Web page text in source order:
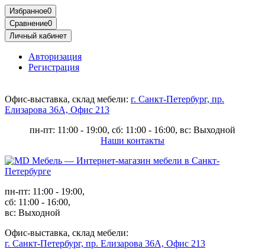
Избранное0
Сравнение0
Личный кабинет
Авторизация
Регистрация
Офис-выставка, склад мебели: г. Санкт-Петербург, пр.
Елизарова 36А, Офис 213
пн-пт: 11:00 - 19:00, сб: 11:00 - 16:00, вс: Выходной
Наши контакты
пн-пт: 11:00 - 19:00,
сб: 11:00 - 16:00,
вс: Выходной
Офис-выставка, склад мебели:
г. Санкт-Петербург, пр. Елизарова 36А, Офис 213